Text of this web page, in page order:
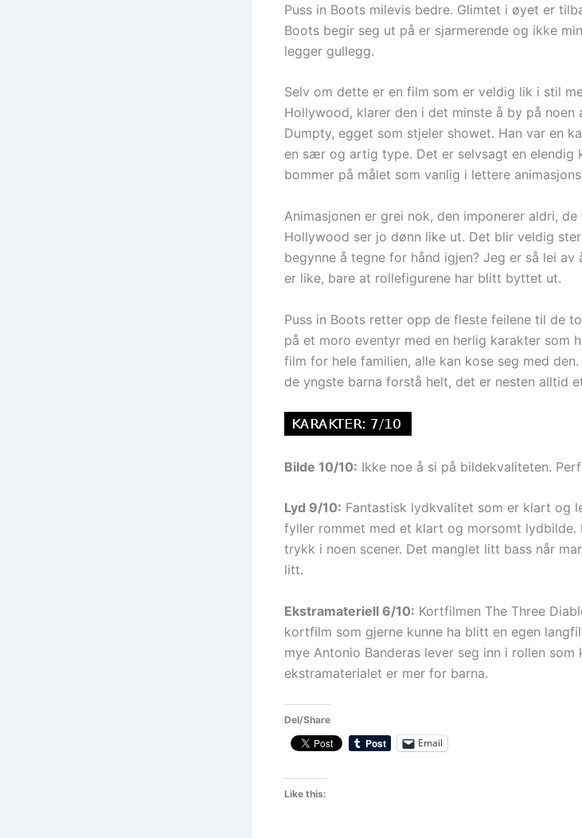
Puss in Boots milevis bedre. Glimtet i øyet er
Boots begir seg ut på er sjarmerende og ikke
legger gullegg.
Selv om dette er en film som er veldig lik i stil
Hollywood, klarer den i det minste å by på
Dumpty, egget som stjeler showet. Han var en
en sær og artig type. Det er selvsagt en elendig
bommer på målet som vanlig i lettere
Animasjonen er grei nok, den imponerer aldri,
Hollywood ser jo dønn like ut. Det blir veldig
begynne å tegne for hånd igjen? Jeg er så lei av
er like, bare at rollefigurene har blitt byttet ut.
Puss in Boots retter opp de fleste feilene til de
på et moro eventyr med en herlig karakter som
film for hele familien, alle kan kose seg med
de yngste barna forstå helt, det er nesten alltid
Bilde 10/10: Ikke noe å si på bildekvaliteten.
Lyd 9/10: Fantastisk lydkvalitet som er klart og
fyller rommet med et klart og morsomt lydbilde.
trykk i noen scener. Det manglet litt bass når
litt.
Ekstramateriell 6/10: Kortfilmen The Three
kortfilm som gjerne kunne ha blitt en egen
mye Antonio Banderas lever seg inn i rollen som
ekstramaterialet er mer for barna.
Del/Share
Email
Like this: